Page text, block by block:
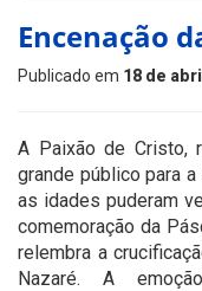
Encenação
Publicado em 18 de
A Paixão de Cristo,
grande público para
as idades puderam
comemoração da
relembra a
Nazaré. A